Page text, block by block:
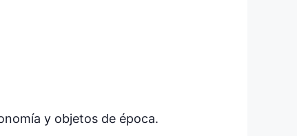
y objetos de época.